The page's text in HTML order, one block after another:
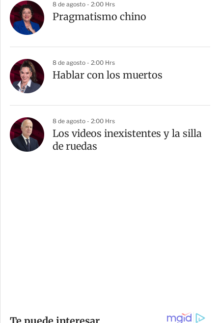
8 de agosto - 2:00 Hrs
Pragmatismo chino
8 de agosto - 2:00 Hrs
Hablar con los muertos
8 de agosto - 2:00 Hrs
Los videos inexistentes y la silla
de ruedas